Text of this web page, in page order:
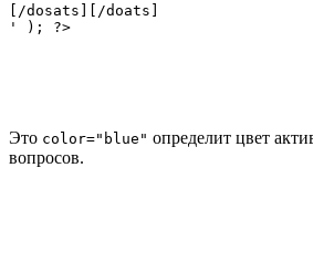
[/dosats][/doats]
' ); ?>
Это color="blue" определит цвет
вопросов.